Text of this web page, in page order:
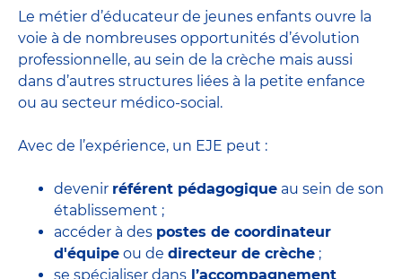
Le métier d’éducateur de jeunes enfants ouvre la
voie à de nombreuses opportunités d’évolution
professionnelle, au sein de la crèche mais aussi
dans d’autres structures liées à la petite enfance
ou au secteur médico-social.
Avec de l’expérience, un EJE peut :
devenir référent pédagogique au sein de son
établissement ;
accéder à des postes de coordinateur
d'équipe ou de directeur de crèche ;
se spécialiser dans l’accompagnement